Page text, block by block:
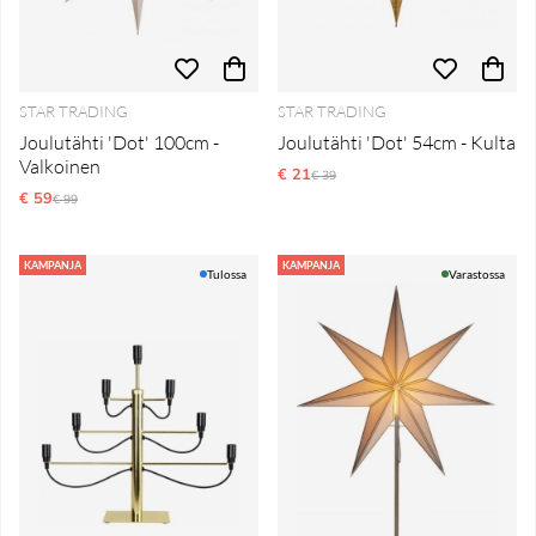
STAR TRADING
Joulutähti 'Dot' 100cm -
Valkoinen
€ 59Normaali hinta
€ 99
STAR TRADING
Joulutähti 'Dot' 54cm - Kulta
€ 21Normaali hinta
€ 39
KAMPANJA
Tulossa
KAMPANJA
Varastossa